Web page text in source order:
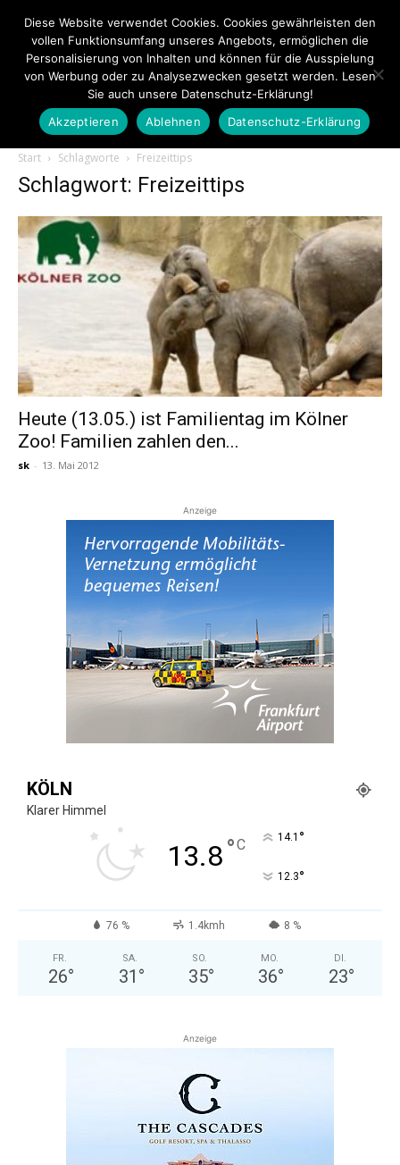
Touristiknews.de
Touristiknews
und
Reiseempfehlungen.
Start Schlagworte Freizeittips
Schlagwort: Freizeittips
Heute (13.05.) ist Familientag im Kölner
Zoo! Familien zahlen den...
sk - 13. Mai 2012
Anzeige
KÖLN
Klarer Himmel
13.8°C 14.1 °
12.3°
76 % 1.4kmh 8 %
FR.
26°
SA.
31 °
SO.
35°
MO.
36°
DI.
23°
Anzeige
Diese Website verwendet Cookies. Cookies gewährleisten den
vollen Funktionsumfang unseres Angebots, ermöglichen die
Personalisierung von Inhalten und können für die Ausspielung
von Werbung oder zu Analysezwecken gesetzt werden. Lesen
Sie auch unsere Datenschutz-Erklärung!
Akzeptieren
Ablehnen Datenschutz-Erklärung